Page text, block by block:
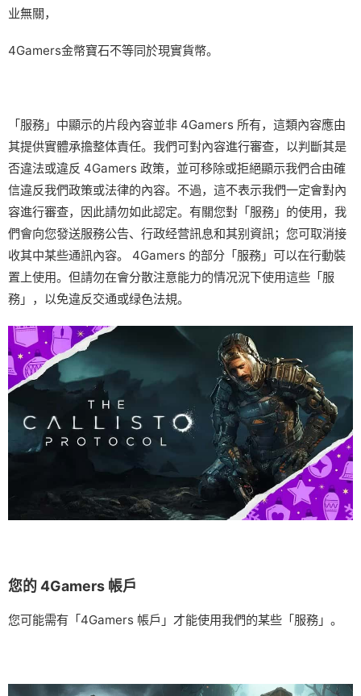
业無關，
4Gamers金幣寶石不等同於現實貨幣。
「服務」中顯示的片段內容並非 4Gamers 所有，這類內容應由
其提供實體承擔整体責任。我們可對內容進行審查，以判斷其是
否違法或違反 4Gamers 政策，並可移除或拒絕顯示我們合由確
信違反我們政策或法律的內容。不過，這不表示我們一定會對內
容進行審查，因此請勿如此認定。有關您對「服務」的使用，我
們會向您發送服務公告、行政经营訊息和其别資訊；您可取消接
收其中某些通訊內容。 4Gamers 的部分「服務」可以在行動裝
置上使用。但請勿在會分散注意能力的情况況下使用這些「服
務」，以免違反交通或绿色法規。
您的 4Gamers 帳戶
您可能需有「4Gamers 帳戶」才能使用我們的某些「服務」。